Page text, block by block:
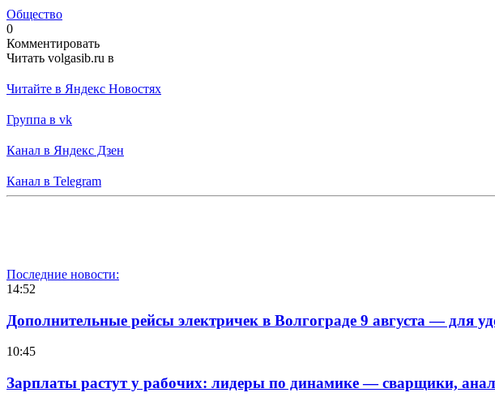
Общество
0
Комментировать
Читать volgasib.ru в
Читайте в Яндекс Новостях
Группа в vk
Канал в Яндекс Дзен
Канал в Telegram
Последние новости:
14:52
Дополнительные рейсы электричек в Волгограде 9 августа — для
10:45
Зарплаты растут у рабочих: лидеры по динамике — сварщики,